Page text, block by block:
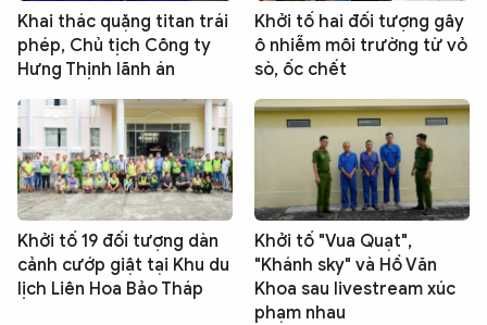
Khai thác quặng titan trái
phép, Chủ tịch Công ty
Hưng Thịnh lãnh án
Khởi tố hai đối tượng gây
ô nhiễm môi trường từ vỏ
sò, ốc chết
Khởi tố 19 đối tượng dàn
cảnh cướp giật tại Khu du
lịch Liên Hoa Bảo Tháp
Khởi tố "Vua Quạt",
"Khánh sky" và Hồ Văn
Khoa sau livestream xúc
phạm nhau